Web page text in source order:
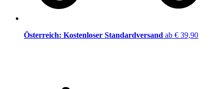
Österreich: Kostenloser Standardversand ab € 39,90